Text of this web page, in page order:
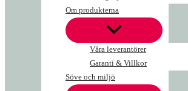
Om produkterna
Våra leverantörer
Garanti & Villkor
Söve och miljö